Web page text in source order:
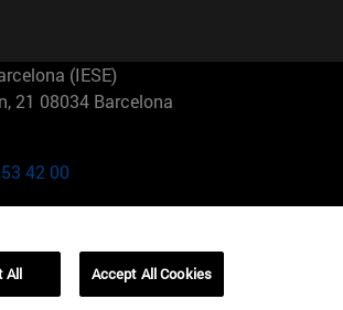
(IESE)
21 08034 Barcelona
42 00
Bela Vista Brasil
All Accept All Cookies